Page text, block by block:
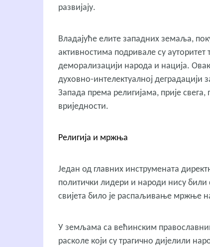
развијају.
Владајуће елите западних земаља,
активностима подривале су
деморализацији народа и нација.
духовно-интелектуалној деградацији
Запада према религијама, прије
вриједности.
Религија и мржња
Један од главних инструмената
политички лидери и народи нису били
свијета било је распаљивање мржње
У земљама са већинским
расколе који су трагично дијелили